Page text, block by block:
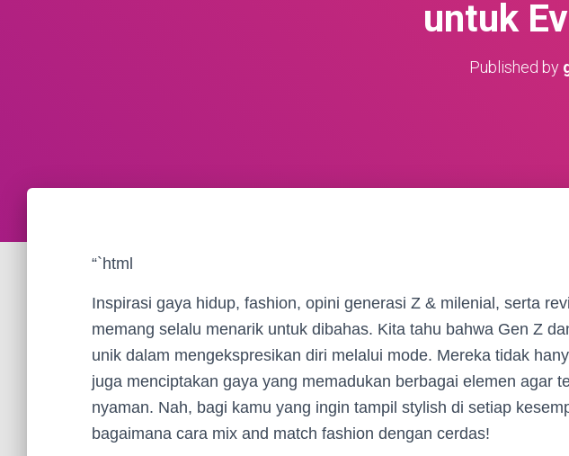
untuk
Published by
“`html
Inspirasi gaya hidup, fashion, opini generasi Z & milenial, serta
memang selalu menarik untuk dibahas. Kita tahu bahwa Gen Z
unik dalam mengekspresikan diri melalui mode. Mereka tidak
juga menciptakan gaya yang memadukan berbagai elemen agar
nyaman. Nah, bagi kamu yang ingin tampil stylish di setiap
bagaimana cara mix and match fashion dengan cerdas!